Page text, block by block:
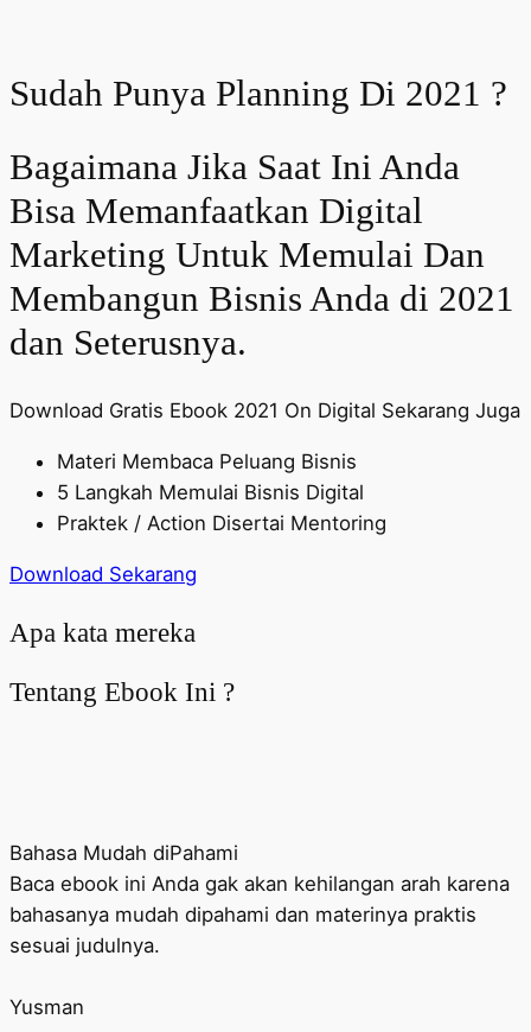
Sudah Punya Planning Di 2021 ?
Bagaimana Jika Saat Ini Anda
Bisa Memanfaatkan Digital
Marketing Untuk Memulai Dan
Membangun Bisnis Anda di 2021
dan Seterusnya.
Download Gratis Ebook 2021 On Digital Sekarang Juga
Materi Membaca Peluang Bisnis
5 Langkah Memulai Bisnis Digital
Praktek / Action Disertai Mentoring
Download Sekarang
Apa kata mereka
Tentang Ebook Ini ?
Bahasa Mudah diPahami
Baca ebook ini Anda gak akan kehilangan arah karena
bahasanya mudah dipahami dan materinya praktis
sesuai judulnya.
Yusman